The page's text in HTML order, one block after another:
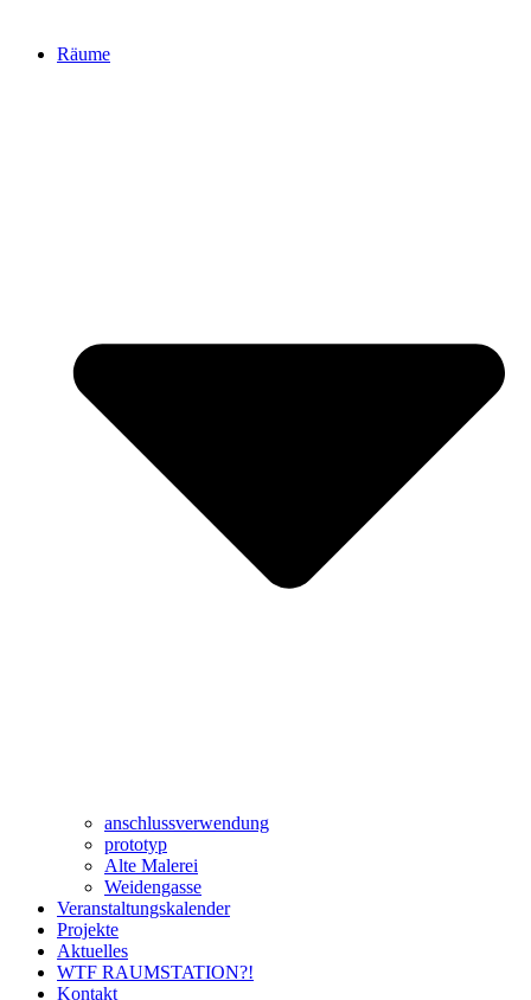
Räume
anschlussverwendung
prototyp
Alte Malerei
Weidengasse
Veranstaltungskalender
Projekte
Aktuelles
WTF RAUMSTATION?!
Kontakt